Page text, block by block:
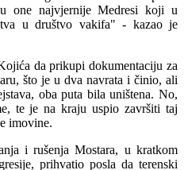
one najvjernije Medresi koji u
u društvo vakifa" - kazao je
da prikupi dokumentaciju za
što je u dva navrata i činio, ali
oba puta bila uništena. No,
te je na kraju uspio završiti taj
imovine.
i rušenja Mostara, u kratkom
prihvatio posla da terenski